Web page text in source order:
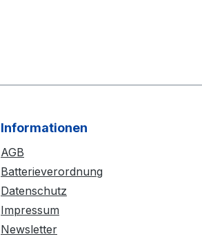
Informationen
AGB
Batterieverordnung
Datenschutz
Impressum
Newsletter